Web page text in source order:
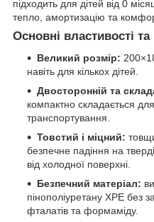
підходить для дітей від 0
тепло, амортизацію та
Основні властивості та
Великий розмір:
навіть для кількох дітей.
Двосторонній та
компактно складається
транспортування.
Товстий і міцний:
безпечне падіння на
від холодної поверхні.
Безпечний матеріал:
пінополіуретану XPE без
фталатів та формаміду.